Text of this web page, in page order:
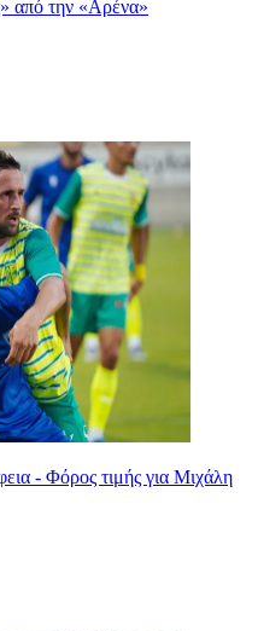
από την «Αρένα»
- Φόρος τιμής για Μιχάλη